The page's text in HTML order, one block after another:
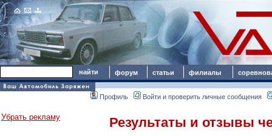
форум статьи филиалы
Профиль Войти и проверить личные сообщения
Убрать рекламу Результаты и отзывы